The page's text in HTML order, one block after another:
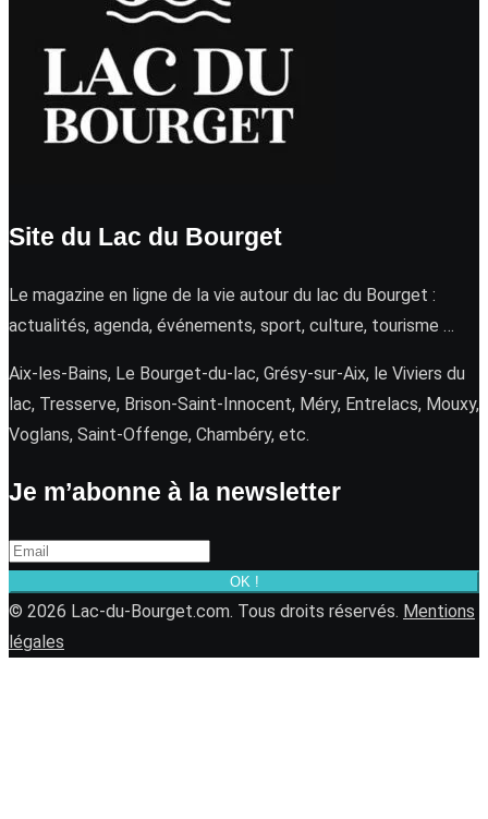
Site du Lac du Bourget
Le magazine en ligne de la vie autour du lac du Bourget :
actualités, agenda, événements, sport, culture, tourisme …
Aix-les-Bains, Le Bourget-du-lac, Grésy-sur-Aix, le Viviers du
lac, Tresserve, Brison-Saint-Innocent, Méry, Entrelacs, Mouxy,
Voglans, Saint-Offenge, Chambéry, etc.
Je m’abonne à la newsletter
OK !
© 2026 Lac-du-Bourget.com. Tous droits réservés. Mentions
légales